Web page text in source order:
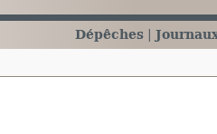
Dépêches